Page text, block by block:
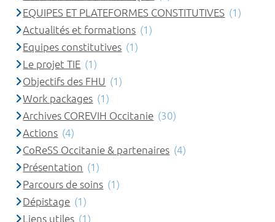
EQUIPES ET PLATEFORMES CONSTITUTIVES (1)
Actualités et formations (1)
Equipes constitutives (1)
Le projet TIE (1)
Objectifs des FHU (1)
Work packages (1)
Archives COREVIH Occitanie (30)
Actions (4)
CoReSS Occitanie & partenaires (4)
Présentation (1)
Parcours de soins (1)
Dépistage (1)
Liens utiles (1)